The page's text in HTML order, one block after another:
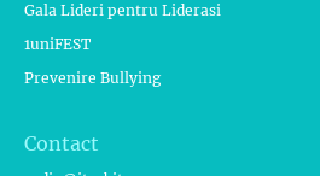
Gala Lideri pentru Liderasi
1uniFEST
Prevenire Bullying
Contact